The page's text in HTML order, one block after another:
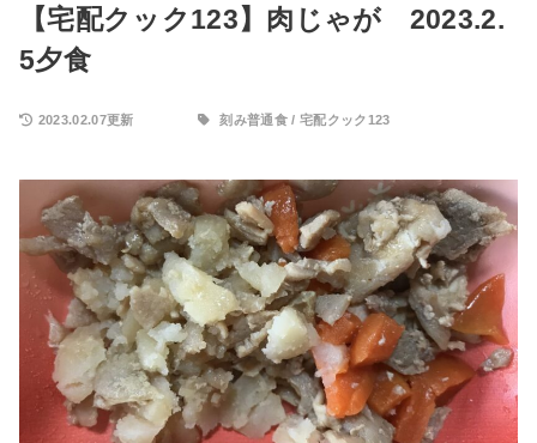
【宅配クック123】肉じゃが 2023.2.
5夕食
2023.02.07更新 刻み普通食/ 宅配クック123